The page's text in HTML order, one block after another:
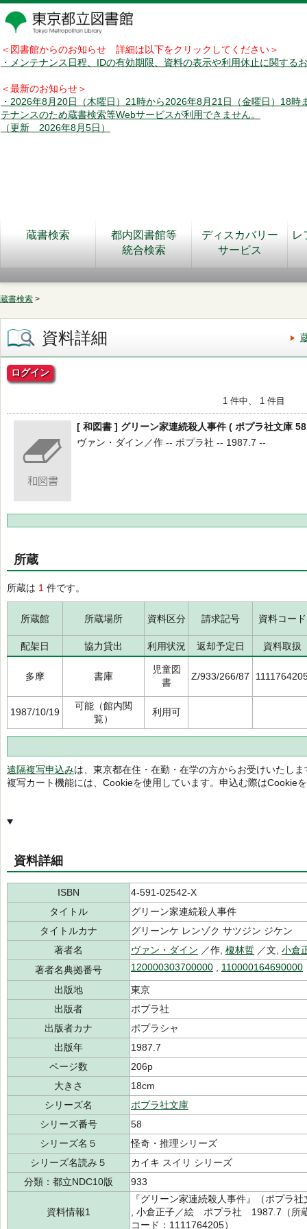
＜図書館からのお知らせ 詳細は以下をクリックしてください＞
・メンテナンス日程、IDの有効期限、資料の表示や利用休止に関する
＜最新のお知らせ＞
・2026年8月20日（木曜日）21時から2026年8月21日（金曜日）18時
テナンスのため蔵書検索等Webサービスが利用できません。
（更新 2026年8月5日）
蔵書検索
都内図書館等
統合検索
ディスカバリー
サービス
レ
蔵書検索 >
資料詳細
ログイン
1 件中、 1 件目
[ 和図書 ] グリーン家連続殺人事件 ( ポプラ社文庫
ヴァン・ダイン／作 -- ポプラ社 -- 1987.7 --
所蔵
所蔵は 1 件です。
所蔵館 所蔵場所 資料区分 請求記号 資料コード
配架日 協力貸出 利用状況 返却予定日 資料取扱
多摩 書庫
児童図
書
Z/933/266/87
1987/10/19
可能（館内閲
覧）
利用可
遠隔複写申込みは、東京都在住・在勤・在学の方からお受けいたしま
複写カート機能には、Cookieを使用しています。申込む際はCookie
資料詳細
ISBN
4-591-02542-X
タイトル
グリーン家連続殺人事件
タイトルカナ
グリーンケ レンゾク サツジン ジケン
著者名
ヴァン・ダイン ／作, 榎林哲 ／文, 小倉
著者名典拠番号
120000303700000 110000164690000
出版地
東京
出版者
ポプラ社
出版者カナ
ポプラシャ
出版年
1987.7
ページ数
206p
大きさ
18cm
シリーズ名
ポプラ社文庫
シリーズ番号
58
シリーズ名５
怪奇・推理シリーズ
シリーズ名読み５
カイキ スイリ シリーズ
分類：都立NDC10版
933
資料情報1
『グリーン家連続殺人事件』（ポプラ
, 小倉正子／絵 ポプラ社 1987.7（
コード：1111764205）